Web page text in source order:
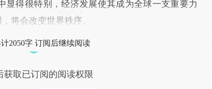
显得很特别，经济发展使其成为全球一支重要力
将会改变世界秩序。
2050字 订阅后继续阅读
取已订阅的阅读权限